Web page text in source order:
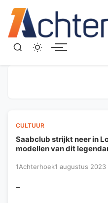
CULTUUR
Saabclub strijkt neer in
modellen van dit
1Achterhoek1 augustus 2023
–